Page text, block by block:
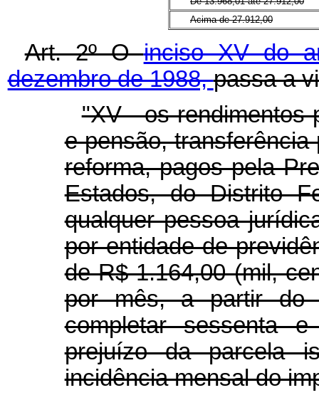
Acima de 27.912,00
Art. 2º Oinciso XV do
dezembro de 1988,passa a
"XV - os rendimentos
e pensão,
reforma, pagos pela
Estados, do Distrito
qualquer pessoa
por entidade de
de R$ 1.164,00 (mil,
por mês, a partir do
completar sessenta
prejuízo da parcela
incidência mensal do